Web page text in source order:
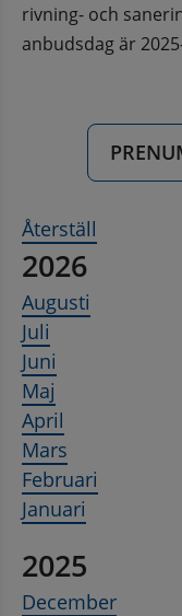
rivning- och
anbudsdag är
Återställ
2026
Augusti
Juli
Juni
Maj
April
Mars
Februari
Januari
2025
December